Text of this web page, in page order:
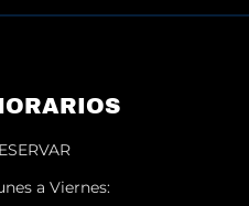
a Viernes: